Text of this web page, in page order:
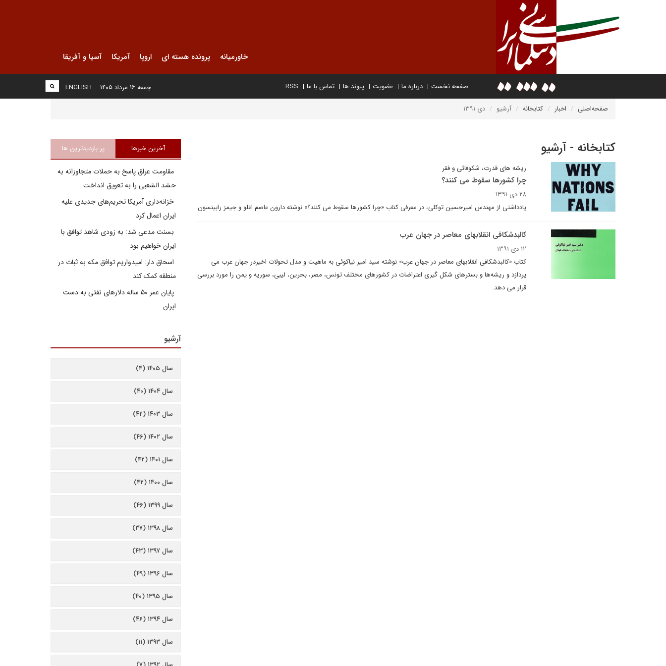
خاورمیانه پرونده هسته ای اروپا آمریکا آسیا و آفریقا
صفحه نخست درباره ما عضویت پیوند ها تماس با ما RSS
ENGLISH جمعه ۱۶ مرداد ۱۴۰۵
صفحه‌اصلی اخبار کتابخانه آرشیو دی ۱۳۹۱
کتابخانه - آرشیو
ریشه های قدرت، شکوفائی و فقر
چرا کشورها سقوط می کنند؟
۲۸ دی ۱۳۹۱
یادداشتی از مهندس امیرحسین توکلی، در معرفی کتاب «چرا کشورها سقوط می کنند؟» نوشته دارون عاصم اغلو و جیمز رابینسون
کالبدشکافی انقلابهای معاصر در جهان عرب
۱۲ دی ۱۳۹۱
کتاب «کالبدشکافی انقلابهای معاصر در جهان عرب» نوشته سید امیر نیاکوئی به ماهیت و مدل تحولات اخیردر جهان عرب می
پردازد و ریشه‌ها و بسترهای شکل گیری اعتراضات در کشورهای مختلف تونس، مصر، بحرین، لیبی، سوریه و یمن را مورد بررسی
قرار می دهد.
آخرین خبرها پر بازدیدترین ها
مقاومت عراق پاسخ به حملات متجاوزانه به
حشد الشعبی را به تعویق انداخت
خزانه‌داری آمریکا تحریم‌های جدیدی علیه
ایران اعمال کرد
بسنت مدعی شد: به زودی شاهد توافق با
ایران خواهیم بود
اسحاق دار: امیدواریم توافق مکه به ثبات در
منطقه کمک کند
پایان عمر ۵۰ ساله دلارهای نفتی به دست
ایران
آرشیو
سال ۱۴۰۵ (۴)
سال ۱۴۰۴ (۴۰)
سال ۱۴۰۳ (۴۲)
سال ۱۴۰۲ (۴۶)
سال ۱۴۰۱ (۴۲)
سال ۱۴۰۰ (۴۲)
سال ۱۳۹۹ (۴۶)
سال ۱۳۹۸ (۳۷)
سال ۱۳۹۷ (۴۳)
سال ۱۳۹۶ (۴۹)
سال ۱۳۹۵ (۴۰)
سال ۱۳۹۴ (۴۶)
سال ۱۳۹۳ (۱۱)